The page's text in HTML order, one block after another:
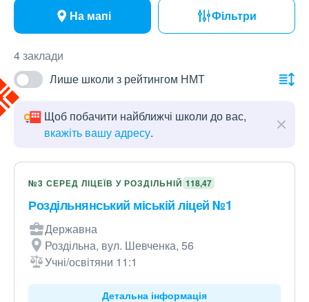
На мапі Фільтри
4 заклади
Лише школи з рейтингом НМТ
Щоб побачити найближчі школи до вас,
вкажіть вашу адресу.
№3 СЕРЕД ЛІЦЕЇВ У РОЗДІЛЬНІЙ 118,47
Роздільнянський міській ліцей №1
Державна
Роздільна, вул. Шевченка, 56
Учні/освітяни 11:1
Детальна інформація